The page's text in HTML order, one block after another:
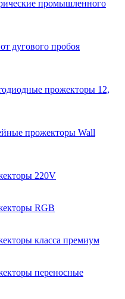
промышленного
дугового пробоя
прожекторы 12,
прожекторы Wall
220V
RGB
класса премиум
переносные